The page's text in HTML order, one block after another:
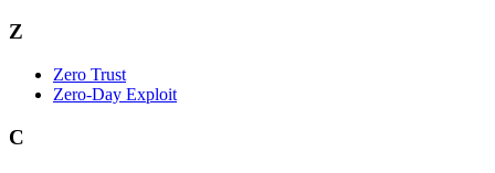
Z
Zero Trust
Zero‑Day Exploit
C